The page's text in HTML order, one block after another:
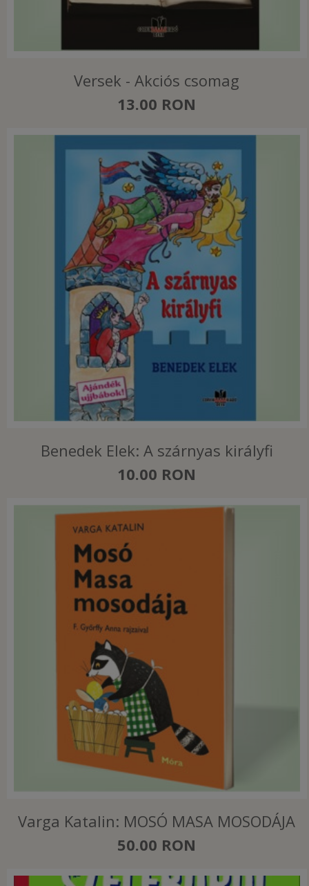
Versek - Akciós csomag
13.00 RON
Benedek Elek: A szárnyas királyfi
10.00 RON
Varga Katalin: MOSÓ MASA MOSODÁJA
50.00 RON